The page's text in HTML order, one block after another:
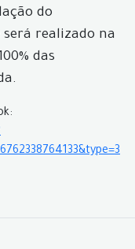
do
realizado na
das